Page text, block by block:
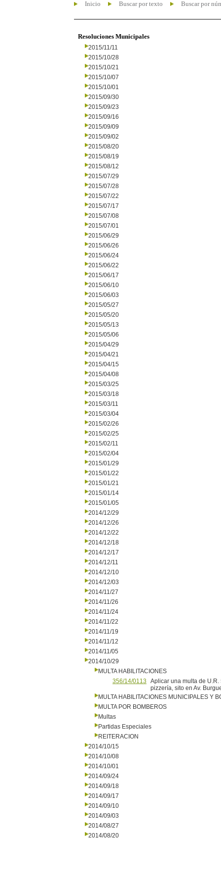
Inicio Buscar por texto Buscar por
Resoluciones Municipales
2015/11/11
2015/10/28
2015/10/21
2015/10/07
2015/10/01
2015/09/30
2015/09/23
2015/09/16
2015/09/09
2015/09/02
2015/08/20
2015/08/19
2015/08/12
2015/07/29
2015/07/28
2015/07/22
2015/07/17
2015/07/08
2015/07/01
2015/06/29
2015/06/26
2015/06/24
2015/06/22
2015/06/17
2015/06/10
2015/06/03
2015/05/27
2015/05/20
2015/05/13
2015/05/06
2015/04/29
2015/04/21
2015/04/15
2015/04/08
2015/03/25
2015/03/18
2015/03/11
2015/03/04
2015/02/26
2015/02/25
2015/02/11
2015/02/04
2015/01/29
2015/01/22
2015/01/21
2015/01/14
2015/01/05
2014/12/29
2014/12/26
2014/12/22
2014/12/18
2014/12/17
2014/12/11
2014/12/10
2014/12/03
2014/11/27
2014/11/26
2014/11/24
2014/11/22
2014/11/19
2014/11/12
2014/11/05
2014/10/29
MULTA HABILITACIONES
356/14/0113
Aplicar una multa de
pizzería, sito en Av.
MULTA HABILITACIONES MUNICIPALES Y
MULTA POR BOMBEROS
Multas
Partidas Especiales
REITERACION
2014/10/15
2014/10/08
2014/10/01
2014/09/24
2014/09/18
2014/09/17
2014/09/10
2014/09/03
2014/08/27
2014/08/20